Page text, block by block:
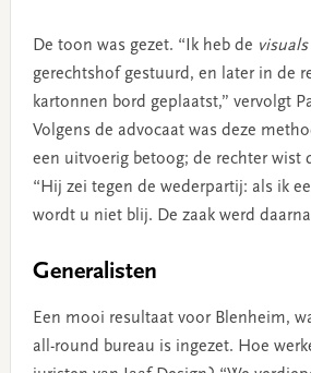
De toon was gezet. “Ik heb de visuals
gerechtshof gestuurd, en later in de
kartonnen bord geplaatst,” vervolgt
Volgens de advocaat was deze
een uitvoerig betoog; de rechter wist
“Hij zei tegen de wederpartij: als ik
wordt u niet blij. De zaak werd
Generalisten
Een mooi resultaat voor Blenheim,
all-round bureau is ingezet. Hoe